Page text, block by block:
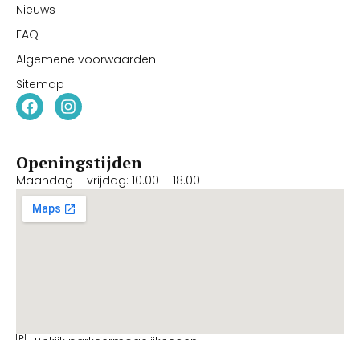
Nieuws
FAQ
Algemene voorwaarden
Sitemap
Openingstijden
Maandag – vrijdag: 10.00 – 18.00